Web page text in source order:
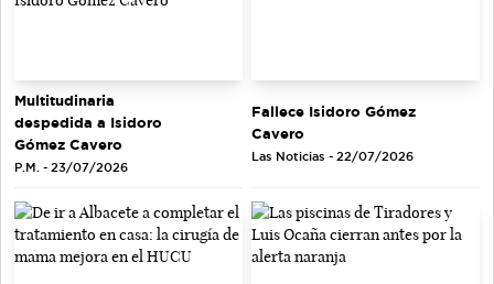
Multitudinaria
despedida a Isidoro
Gómez Cavero
P.M. - 23/07/2026
Fallece Isidoro Gómez
Cavero
Las Noticias - 22/07/2026